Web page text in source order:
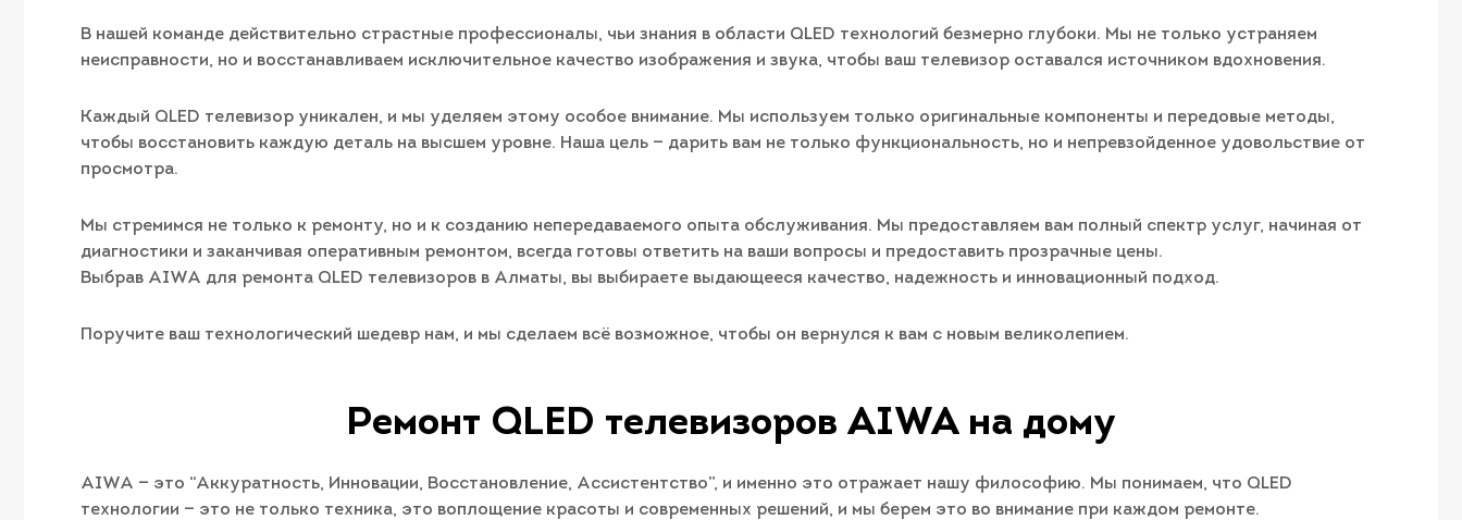
В нашей команде действительно страстные профессионалы, чьи знания в области QLED технологий безмерно глубоки. Мы не только устраняем
неисправности, но и восстанавливаем исключительное качество изображения и звука, чтобы ваш телевизор оставался источником вдохновения.
Каждый QLED телевизор уникален, и мы уделяем этому особое внимание. Мы используем только оригинальные компоненты и передовые методы,
чтобы восстановить каждую деталь на высшем уровне. Наша цель — дарить вам не только функциональность, но и непревзойденное удовольствие от
просмотра.
Мы стремимся не только к ремонту, но и к созданию непередаваемого опыта обслуживания. Мы предоставляем вам полный спектр услуг, начиная от
диагностики и заканчивая оперативным ремонтом, всегда готовы ответить на ваши вопросы и предоставить прозрачные цены.
Выбрав AIWA для ремонта QLED телевизоров в Алматы, вы выбираете выдающееся качество, надежность и инновационный подход.
Поручите ваш технологический шедевр нам, и мы сделаем всё возможное, чтобы он вернулся к вам с новым великолепием.
Ремонт QLED телевизоров AIWA на дому
AIWA — это “Аккуратность, Инновации, Восстановление, Ассистентство”, и именно это отражает нашу философию. Мы понимаем, что QLED
технологии — это не только техника, это воплощение красоты и современных решений, и мы берем это во внимание при каждом ремонте.